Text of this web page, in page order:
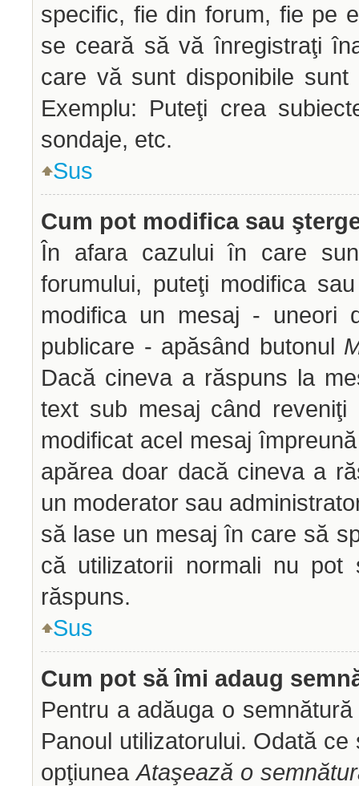
specific, fie din forum, fie pe
se ceară să vă înregistraţi
care vă sunt disponibile
Exemplu: Puteţi crea
sondaje, etc.
Sus
Cum pot modifica sau
În afara cazului în care
forumului, puteţi modifica
modifica un mesaj - uneori
publicare - apăsând butonul
Dacă cineva a răspuns la
text sub mesaj când
modificat acel mesaj
apărea doar dacă cineva a
un moderator sau
să lase un mesaj în care să
că utilizatorii normali nu
răspuns.
Sus
Cum pot să îmi adaug
Pentru a adăuga o
Panoul utilizatorului. Odată
opţiuneaAtaşează o